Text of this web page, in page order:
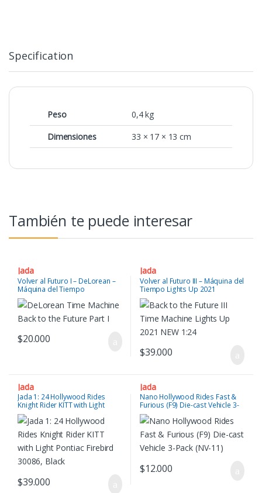
Specification
Peso
0,4 kg
Dimensiones
33 × 17 × 13 cm
También te puede interesar
Jada
Volver al Futuro I – DeLorean –
Máquina del Tiempo
$20.000
Jada
Volver al Futuro III – Máquina del
Tiempo Lights Up 2021
$39.000
Jada
Jada 1: 24 Hollywood Rides
Knight Rider KITT with Light
Pontiac Firebird 30086, Black
$39.000
Jada
Nano Hollywood Rides Fast &
Furious (F9) Die-cast Vehicle 3-
Pack (NV-11)
$12.000